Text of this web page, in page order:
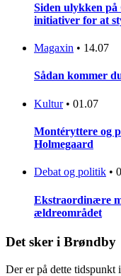
Siden ulykken
initiativer for at
Magaxin • 14.07
Sådan kommer
Kultur • 01.07
Montéryttere og
Holmegaard
Debat og politik •
Ekstraordinære
ældreområdet
Det sker i Brøndby
Der er på dette tidspunkt